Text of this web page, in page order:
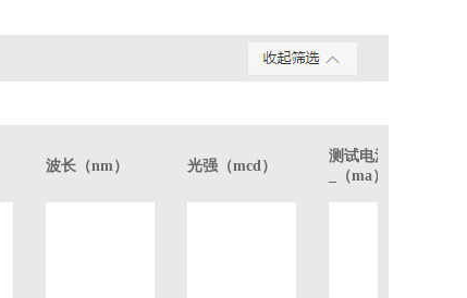
波长（nm） 光强（mcd）
测试电流
_（ma）